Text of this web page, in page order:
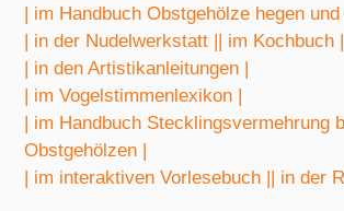
| im Handbuch Obstgehölze hegen und
| in der Nudelwerkstatt || im Kochbuch |
| in den Artistikanleitungen |
| im Vogelstimmenlexikon |
| im Handbuch Stecklingsvermehrung
Obstgehölzen |
| im interaktiven Vorlesebuch || in der